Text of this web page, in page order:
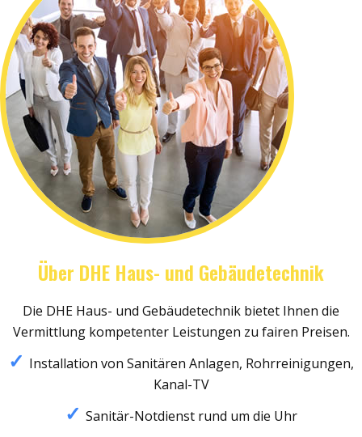
Über DHE Haus- und Gebäudetechnik
Die DHE Haus- und Gebäudetechnik bietet Ihnen die
Vermittlung kompetenter Leistungen zu fairen Preisen.
Installation von Sanitären Anlagen, Rohrreinigungen,
Kanal-TV
Sanitär-Notdienst rund um die Uhr